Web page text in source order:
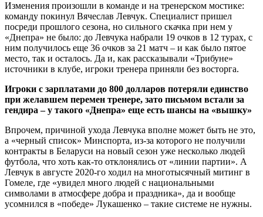
Изменения произошли в команде и на тренерском мостике:
команду покинул Вячеслав Левчук. Специалист пришел
посреди прошлого сезона, но сильного скачка при нем у
«Днепра» не было: до Левчука набрали 19 очков в 12 турах, с
ним получилось еще 36 очков за 21 матч – и как было пятое
место, так и осталось. Да и, как рассказывали «Трибуне»
источники в клубе, игроки тренера приняли без восторга.
Игроки с зарплатами до 800 долларов потеряли единство
при желавшем перемен тренере, зато письмом встали за
гендира – у такого «Днепра» еще есть шансы на «вышку»
Впрочем, причиной ухода Левчука вполне может быть не это,
а «черный список» Минспорта, из-за которого не получили
контракты в Беларуси на новый сезон уже несколько людей
футбола, что хоть как-то отклонялись от «линии партии». А
Левчук в августе 2020-го ходил на многотысячный митинг в
Гомеле, где «увидел много людей с национальными
символами в атмосфере добра и праздника», да и вообще
усомнился в «победе» Лукашенко – такие системе не нужны.